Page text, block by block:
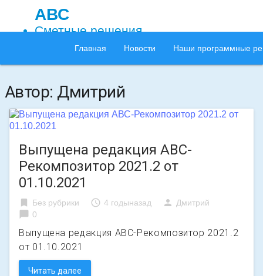
АВС
Сметные решения
Главная Новости Наши программные
Автор: Дмитрий
Выпущена редакция АВС-
Рекомпозитор 2021.2 от
01.10.2021
bookmark Без рубрики access_time 4 годыназад person Дмитрий
chat_bubble 0
Выпущена редакция АВС-Рекомпозитор 2021.2
от 01.10.2021
Читать далее